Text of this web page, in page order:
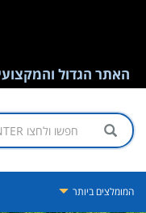
האתר הגדול
המומלצים ביותר